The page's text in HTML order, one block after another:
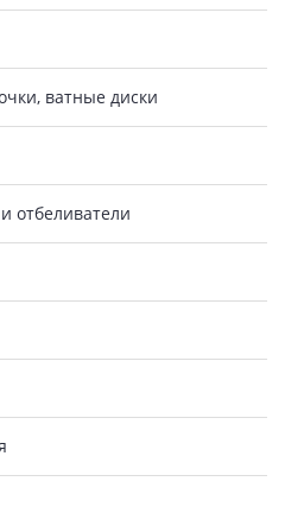
ватные диски
отбеливатели